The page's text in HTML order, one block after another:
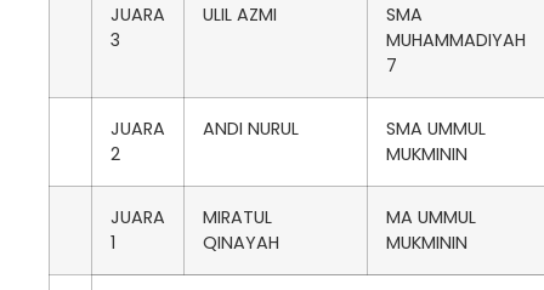
JUARA
3
ULIL AZMI
SMA
MUHAMMADIYAH
7
JUARA
2
ANDI NURUL
SMA UMMUL
MUKMININ
JUARA
1
MIRATUL
QINAYAH
MA UMMUL
MUKMININ